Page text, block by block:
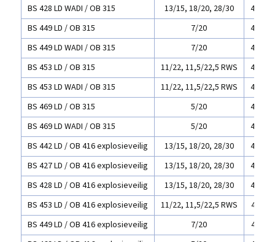
BS 428 LD WADI / OB 315
13/15, 18/20, 28/30
450 x
BS 449 LD / OB 315
7/20
450 x
BS 449 LD WADI / OB 315
7/20
450 x
BS 453 LD / OB 315
11/22, 11,5/22,5 RWS
450 x
BS 453 LD WADI / OB 315
11/22, 11,5/22,5 RWS
450 x
BS 469 LD / OB 315
5/20
450 x
BS 469 LD WADI / OB 315
5/20
450 x
BS 442 LD / OB 416 explosieveilig
13/15, 18/20, 28/30
400 x
BS 427 LD / OB 416 explosieveilig
13/15, 18/20, 28/30
420 x
BS 428 LD / OB 416 explosieveilig
13/15, 18/20, 28/30
450 x
BS 453 LD / OB 416 explosieveilig
11/22, 11,5/22,5 RWS
450
BS 449 LD / OB 416 explosieveilig
7/20
450